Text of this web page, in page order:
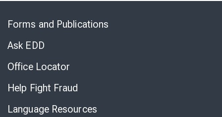
Forms and Publications
Ask EDD
Office Locator
Help Fight Fraud
Language Resources